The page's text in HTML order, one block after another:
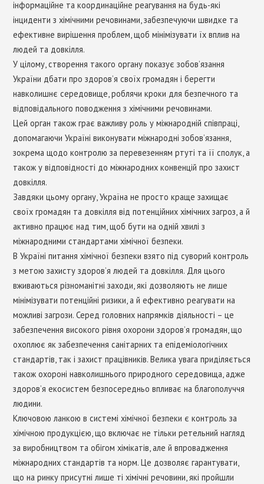
інформаційне та координаційне реагування на будь-які
інциденти з хімічними речовинами, забезпечуючи швидке та
ефективне вирішення проблем, щоб мінімізувати їх вплив на
людей та довкілля.
У цілому, створення такого органу показує зобов’язання
України дбати про здоров’я своїх громадян і берегти
навколишнє середовище, роблячи кроки для безпечного та
відповідального поводження з хімічними речовинами.
Цей орган також грає важливу роль у міжнародній співпраці,
допомагаючи Україні виконувати міжнародні зобов’язання,
зокрема щодо контролю за перевезенням ртуті та її сполук, а
також у відповідності до міжнародних конвенцій про захист
довкілля.
Завдяки цьому органу, Україна не просто краще захищає
своїх громадян та довкілля від потенційних хімічних загроз, а й
активно працює над тим, щоб бути на одній хвилі з
міжнародними стандартами хімічної безпеки.
В Україні питання хімічної безпеки взято під суворий контроль
з метою захисту здоров’я людей та довкілля. Для цього
вживаються різноманітні заходи, які дозволяють не лише
мінімізувати потенційні ризики, а й ефективно реагувати на
можливі загрози. Серед головних напрямків діяльності – це
забезпечення високого рівня охорони здоров’я громадян, що
охоплює як забезпечення санітарних та епідеміологічних
стандартів, так і захист працівників. Велика увага приділяється
також охороні навколишнього природного середовища, адже
здоров’я екосистем безпосередньо впливає на благополуччя
людини.
Ключовою ланкою в системі хімічної безпеки є контроль за
хімічною продукцією, що включає не тільки ретельний нагляд
за виробництвом та обігом хімікатів, але й впровадження
міжнародних стандартів та норм. Це дозволяє гарантувати,
що на ринку присутні лише ті хімічні речовини, які пройшли